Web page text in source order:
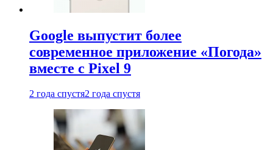
Google выпустит более
современное приложение «Погода»
вместе с Pixel 9
2 года спустя2 года спустя